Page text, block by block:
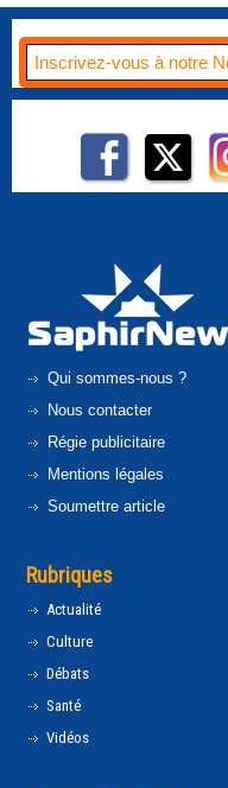
Qui sommes-nous ?
Nous contacter
Régie publicitaire
Mentions légales
Soumettre article
Rubriques
Actualité
Culture
Débats
Santé
Vidéos